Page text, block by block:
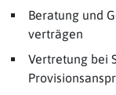
Beratung und
verträgen
Vertretung bei